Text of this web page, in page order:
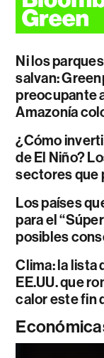
Ni los
salvan:
preocupante
Amazonía
¿Cómo
de El Niño?
sectores que
Los países
para el
posibles
Clima: la lista
EE.UU. que
calor este fin